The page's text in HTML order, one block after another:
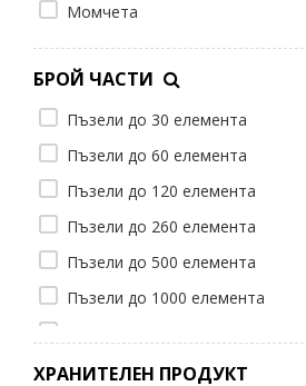
Момчета
БРОЙ ЧАСТИ
Пъзели до 30 елемента
Пъзели до 60 елемента
Пъзели до 120 елемента
Пъзели до 260 елемента
Пъзели до 500 елемента
Пъзели до 1000 елемента
Пъзели до 2000 елемента
ХРАНИТЕЛЕН ПРОДУКТ